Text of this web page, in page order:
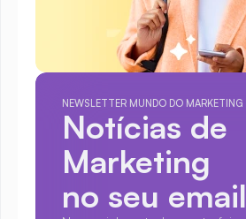
NEWSLETTER MUNDO DO MARKETING
Notícias de
Marketing
no seu email